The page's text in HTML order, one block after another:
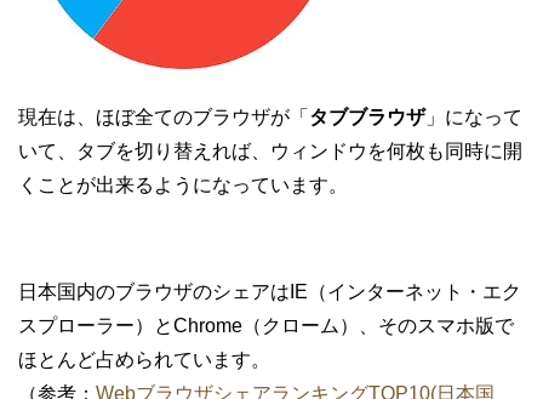
現在は、ほぼ全てのブラウザが「 タブブラウザ」になって
いて、タブを切り替えれば、ウィンドウを何枚も同時に開
くことが出来るようになっています。
日本国内のブラウザのシェアはIE（インターネット・エク
スプローラー）とChrome（クローム）、そのスマホ版で
ほとんど占められています。
（参考： WebブラウザシェアランキングTOP10(日本国